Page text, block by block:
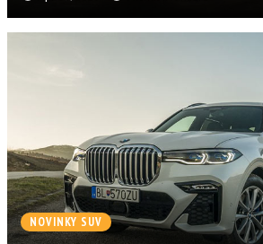
NOVINKY SUV